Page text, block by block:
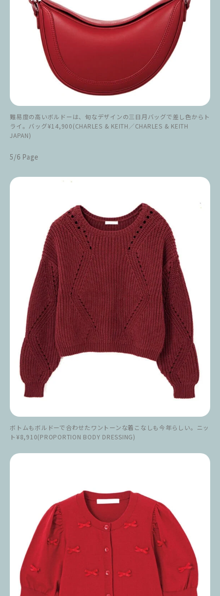
難易度の高いボルドーは、旬なデザインの三日月バッグで差し色からト
ライ。バッグ¥14,900(CHARLES & KEITH／CHARLES & KEITH
JAPAN)
5/6 Page
ボトムもボルドーで合わせたワントーンな着こなしも今年らしい。ニッ
ト¥8,910(PROPORTION BODY DRESSING)